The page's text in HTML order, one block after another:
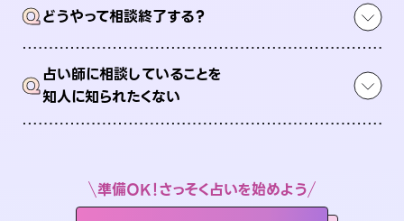
Qどうやって相談終了する？
Q占い師に相談していることを
知人に知られたくない
準備OK！さっそく占いを始めよう